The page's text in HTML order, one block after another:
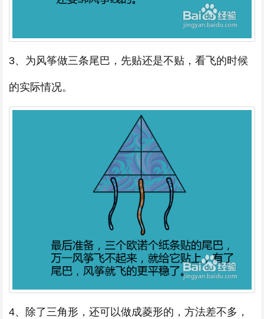
3、为风筝做三条尾巴，先贴还是不贴，看飞的时候
的实际情况。
4、除了三角形，还可以做成菱形的，方法差不多，